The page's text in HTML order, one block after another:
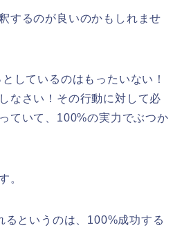
するのが良いのかもしれませ
しているのはもったいない！
なさい！その行動に対して必
ていて、100%の実力でぶつか
。
るというのは、100%成功する